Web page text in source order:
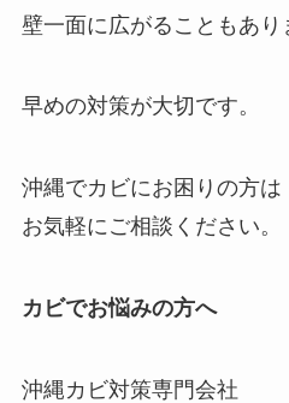
壁一面に広がることもあり
早めの対策が大切です。
沖縄でカビにお困りの方は
お気軽にご相談ください。
カビでお悩みの方へ
沖縄カビ対策専門会社